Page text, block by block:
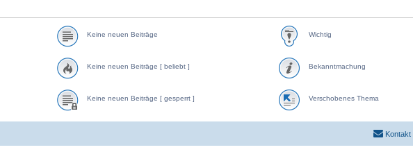
Keine neuen Beiträge
Keine neuen Beiträge [ beliebt ]
Keine neuen Beiträge [ gesperrt ]
Wichtig
Bekanntmachung
Verschobenes Thema
Kontakt